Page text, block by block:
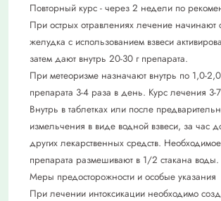
Повторный курс - через 2 недели по
При острых отравлениях лечение начинают
желудка с использованием взвеси
затем дают внутрь 20-30 г препарата.
При метеоризме назначают внутрь по 1,0-2,0
препарата 3-4 раза в день. Курс лечения 3-
Внутрь в таблетках или после
измельчения в виде водной взвеси, за час
других лекарственных средств.
препарата размешивают в 1/2 стакана воды.
Меры предосторожности и особые указания
При лечении интоксикации необходимо